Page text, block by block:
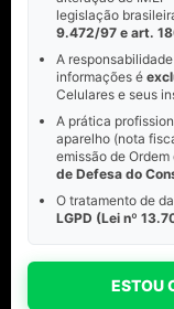
legislação
9.472/97 e art.
A
informações é
Celulares e seus
A prática
aparelho (nota
emissão de
de Defesa do
O tratamento de
LGPD (Lei nº
ESTOU